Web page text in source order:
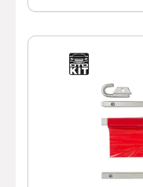
Conseils
fixez la barre
prévus à cet effet ;
assurez-vous que
pendant le
maintenez une
utilisez des feux